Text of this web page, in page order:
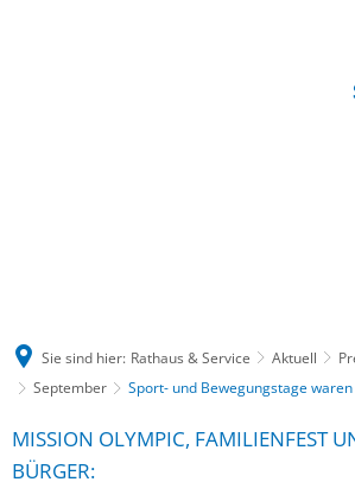
Sie sind hier: Rathaus & Service Aktuell
September
Sport- und Bewegungstage
MISSION OLYMPIC, FAMILIENFEST
BÜRGER: